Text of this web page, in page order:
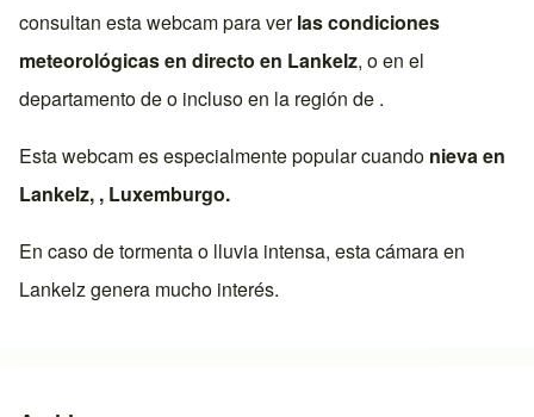
consultan esta webcam para verlas condiciones
meteorológicas en directo en Lankelz, o en el
departamento de o incluso en la región de .
Esta webcam es especialmente popular cuando nieva en
Lankelz, , Luxemburgo.
En caso de tormenta o lluvia intensa, esta cámara en
Lankelzgenera mucho interés.